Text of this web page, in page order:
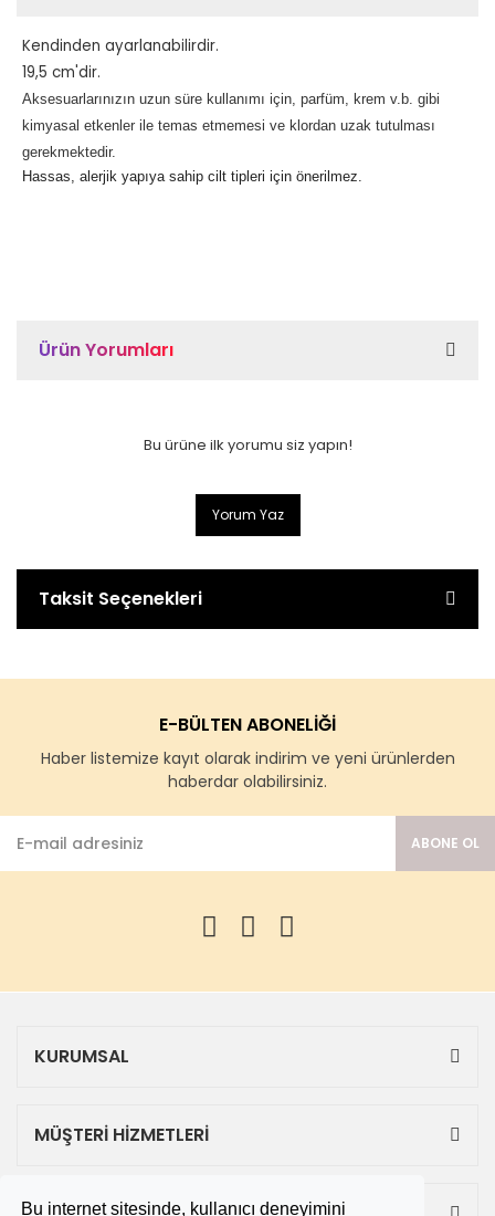
Bu internet sitesinde, kullanıcı deneyimini
Kendinden ayarlanabilirdir.
19,5 cm'dir.
Aksesuarlarınızın uzun süre kullanımı için, parfüm, krem v.b. gibi
kimyasal etkenler ile temas etmemesi ve klordan uzak tutulması
gerekmektedir.
Hassas, alerjik yapıya sahip cilt tipleri için önerilmez.
Ürün Yorumları
Bu ürüne ilk yorumu siz yapın!
Yorum Yaz
Taksit Seçenekleri
E-BÜLTEN ABONELİĞİ
Haber listemize kayıt olarak indirim ve yeni ürünlerden
haberdar olabilirsiniz.
ABONE OL
KURUMSAL
MÜŞTERİ HİZMETLERİ